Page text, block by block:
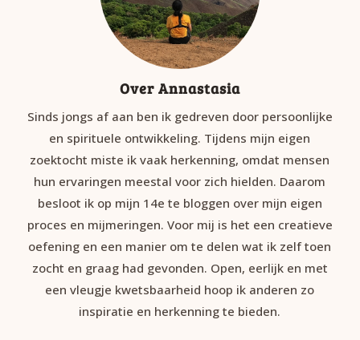
Over Annastasia
Sinds jongs af aan ben ik gedreven door persoonlijke
en spirituele ontwikkeling. Tijdens mijn eigen
zoektocht miste ik vaak herkenning, omdat mensen
hun ervaringen meestal voor zich hielden. Daarom
besloot ik op mijn 14e te bloggen over mijn eigen
proces en mijmeringen. Voor mij is het een creatieve
oefening en een manier om te delen wat ik zelf toen
zocht en graag had gevonden. Open, eerlijk en met
een vleugje kwetsbaarheid hoop ik anderen zo
inspiratie en herkenning te bieden.